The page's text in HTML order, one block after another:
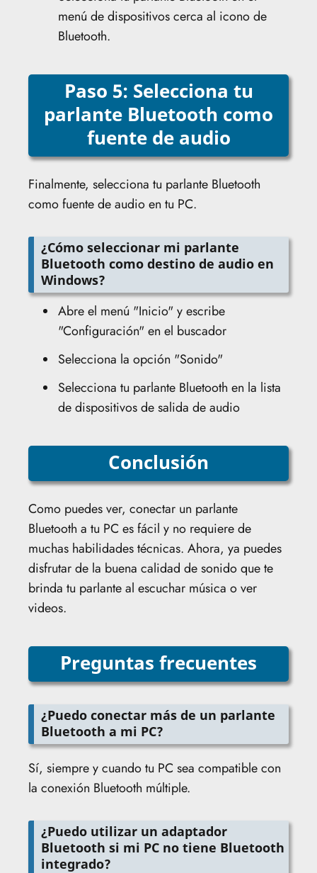
menú de dispositivos cerca al icono de
Bluetooth.
Paso 5: Selecciona tu
parlante Bluetooth como
fuente de audio
Finalmente, selecciona tu parlante Bluetooth
como fuente de audio en tu PC.
¿Cómo seleccionar mi parlante
Bluetooth como destino de audio en
Windows?
Abre el menú "Inicio" y escribe
"Configuración" en el buscador
Selecciona la opción "Sonido"
Selecciona tu parlante Bluetooth en la lista
de dispositivos de salida de audio
Conclusión
Como puedes ver, conectar un parlante
Bluetooth a tu PC es fácil y no requiere de
muchas habilidades técnicas. Ahora, ya puedes
disfrutar de la buena calidad de sonido que te
brinda tu parlante al escuchar música o ver
videos.
Preguntas frecuentes
¿Puedo conectar más de un parlante
Bluetooth a mi PC?
Sí, siempre y cuando tu PC sea compatible con
la conexión Bluetooth múltiple.
¿Puedo utilizar un adaptador
Bluetooth si mi PC no tiene Bluetooth
integrado?